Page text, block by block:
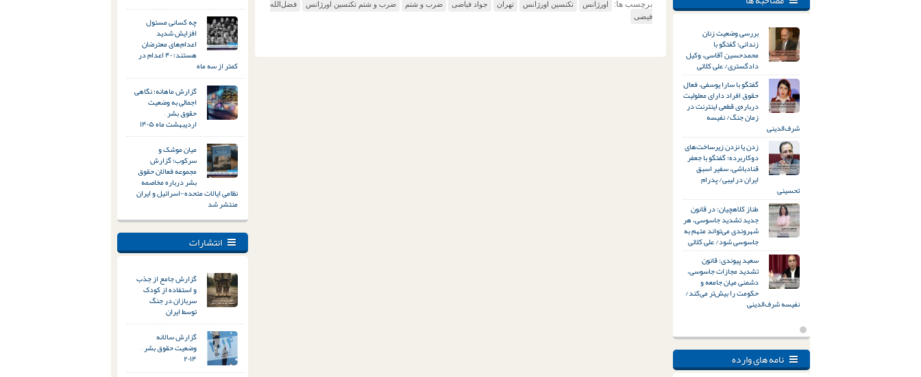
چه کسانی مسئول
افزایش شدید
اعدام‌های معترضان
هستند؛ ۴۰ اعدام در
کمتر از سه ماه
گزارش ماهانه؛ نگاهی
اجمالی به وضعیت
حقوق بشر –
اردیبهشت ماه ۱۴۰۵
میان موشک و
سرکوب؛ گزارش
مجموعه فعالان حقوق
بشر درباره مخاصمه
نظامی ایالات متحده-اسرائیل و ایران
منتشر شد
انتشارات
گزارش جامع از جذب
و استفاده از کودک
سربازان در جنگ
توسط ایران
گزارش سالانه
وضعیت حقوق بشر –
۲۰۱۴
برچسب ها: اورژانس تکنسین اورژانس تهران جواد فیاضی ضرب و شتم ضرب و شتم تکنسین اورژانس
فضل‌الله
فیضی
بررسی وضعیت زنان
زندانی؛ گفتگو با
محمدحسین آقاسی، وکیل
دادگستری/ علی کلائی
گفتگو با سارا یوسفی، فعال
حقوق افراد دارای معلولیت
درباره‌ی قطعی اینترنت در
زمان جنگ/ نفیسه
شرف‌الدینی
زدن یا نزدن زیرساخت‌های
دوکاربرده؛ گفتگو با جعفر
قنادباشی، سفیر اسبق
ایران در لیبی/ پدرام
تحسینی
طناز کلاهچیان: در قانون
جدید تشدید جاسوسی، هر
شهروندی می‌تواند متهم به
جاسوسی شود/ علی کلائی
سعید پیوندی: قانون
تشدید مجازات جاسوسی،
دشمنی میان جامعه و
حکومت را بیش‌تر می‌کند/
نفیسه شرف‌الدینی
نامه های وارده